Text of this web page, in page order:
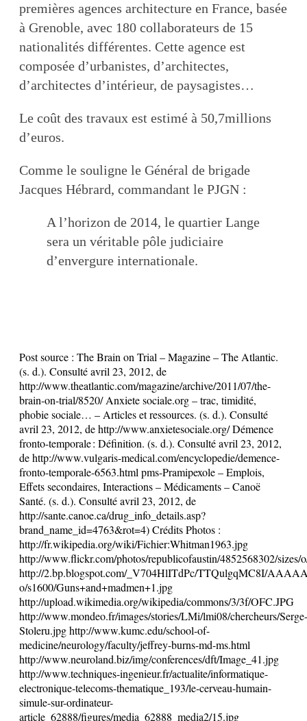
premières agences architecture en France, basée
à Grenoble, avec 180 collaborateurs de 15
nationalités différentes. Cette agence est
composée d’urbanistes, d’architectes,
d’architectes d’intérieur, de paysagistes…
Le coût des travaux est estimé à 50,7millions
d’euros.
Comme le souligne le Général de brigade
Jacques Hébrard, commandant le PJGN :
A l’horizon de 2014, le quartier Lange
sera un véritable pôle judiciaire
d’envergure internationale.
Post source : The Brain on Trial – Magazine – The Atlantic.
(s. d.). Consulté avril 23, 2012, de
http://www.theatlantic.com/magazine/archive/2011/07/the-
brain-on-trial/8520/ Anxiete sociale.org – trac, timidité,
phobie sociale… – Articles et ressources. (s. d.). Consulté
avril 23, 2012, de http://www.anxietesociale.org/ Démence
fronto-temporale : Définition. (s. d.). Consulté avril 23, 2012,
de http://www.vulgaris-medical.com/encyclopedie/demence-
fronto-temporale-6563.html pms-Pramipexole – Emplois,
Effets secondaires, Interactions – Médicaments – Canoë
Santé. (s. d.). Consulté avril 23, 2012, de
http://sante.canoe.ca/drug_info_details.asp?
brand_name_id=4763&rot=4) Crédits Photos :
http://fr.wikipedia.org/wiki/Fichier:Whitman1963.jpg
http://www.flickr.com/photos/republicofaustin/4852568302/sizes/
http://2.bp.blogspot.com/_V704HlITdPc/TTQulgqMC8I/
o/s1600/Guns+and+madmen+1.jpg
http://upload.wikimedia.org/wikipedia/commons/3/3f/OFC.JPG
http://www.mondeo.fr/images/stories/LMi/lmi08/chercheurs/Serge-
Stoleru.jpg http://www.kumc.edu/school-of-
medicine/neurology/faculty/jeffrey-burns-md-ms.html
http://www.neuroland.biz/img/conferences/dft/Image_41.jpg
http://www.techniques-ingenieur.fr/actualite/informatique-
electronique-telecoms-thematique_193/le-cerveau-humain-
simule-sur-ordinateur-
article_62888/figures/media_62888_media2/15.jpg